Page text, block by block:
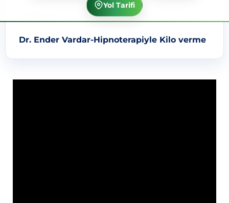
Yol Tarifi
Dr. Ender Vardar-Hipnoterapiyle Kilo verme